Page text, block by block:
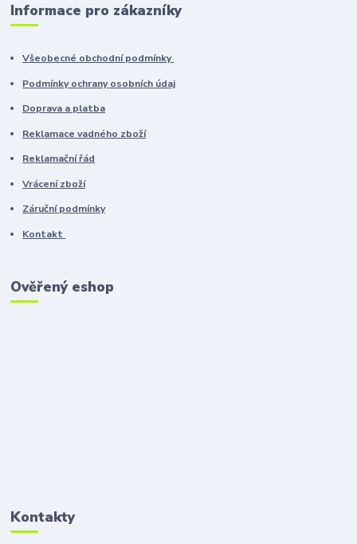
Informace pro zákazníky
Všeobecné obchodní podmínky
Podmínky ochrany osobních údaj
Doprava a platba
Reklamace vadného zboží
Reklamační řád
Vrácení zboží
Záruční podmínky
Kontakt
Ověřený eshop
Kontakty